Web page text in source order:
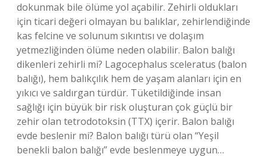
dokunmak bile ölüme yol açabilir. Zehirli oldukları
için ticari değeri olmayan bu balıklar, zehirlendiğinde
kas felcine ve solunum sıkıntısı ve dolaşım
yetmezliğinden ölüme neden olabilir. Balon balığı
dikenleri zehirli mi? Lagocephalus sceleratus (balon
balığı), hem balıkçılık hem de yaşam alanları için en
yıkıcı ve saldırgan türdür. Tüketildiğinde insan
sağlığı için büyük bir risk oluşturan çok güçlü bir
zehir olan tetrodotoksin (TTX) içerir. Balon balığı
evde beslenir mi? Balon balığı türü olan “Yeşil
benekli balon balığı” evde beslenmeye uygun…